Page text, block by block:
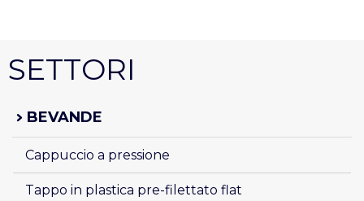
SETTORI
BEVANDE
Cappuccio a pressione
Tappo in plastica pre-filettato flat